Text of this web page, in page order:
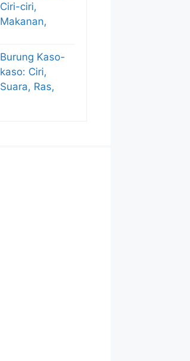
Ciri-ciri,
Makanan,
Burung Kaso-
kaso: Ciri,
Suara, Ras,